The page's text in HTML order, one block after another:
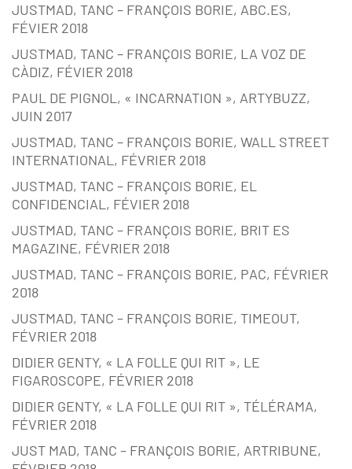
JUSTMAD, TANC – FRANÇOIS BORIE, ABC.ES,
FÉVIER 2018
JUSTMAD, TANC – FRANÇOIS BORIE, LA VOZ DE
CÀDIZ, FÉVIER 2018
PAUL DE PIGNOL, « INCARNATION », ARTYBUZZ,
JUIN 2017
JUSTMAD, TANC – FRANÇOIS BORIE, WALL STREET
INTERNATIONAL, FÉVRIER 2018
JUSTMAD, TANC – FRANÇOIS BORIE, EL
CONFIDENCIAL, FÉVIER 2018
JUSTMAD, TANC – FRANÇOIS BORIE, BRIT ES
MAGAZINE, FÉVRIER 2018
JUSTMAD, TANC – FRANÇOIS BORIE, PAC, FÉVRIER
2018
JUSTMAD, TANC – FRANÇOIS BORIE, TIMEOUT,
FÉVRIER 2018
DIDIER GENTY, « LA FOLLE QUI RIT », LE
FIGAROSCOPE, FÉVRIER 2018
DIDIER GENTY, « LA FOLLE QUI RIT », TÉLÉRAMA,
FÉVRIER 2018
JUST MAD, TANC – FRANÇOIS BORIE, ARTRIBUNE,